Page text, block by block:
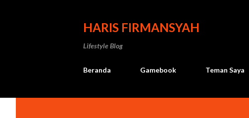
HARIS FIRMANSYAH
Lifestyle Blog
Beranda Gamebook Teman Saya